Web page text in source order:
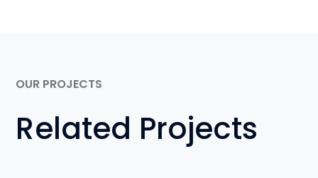
OUR PROJECTS
Related Projects